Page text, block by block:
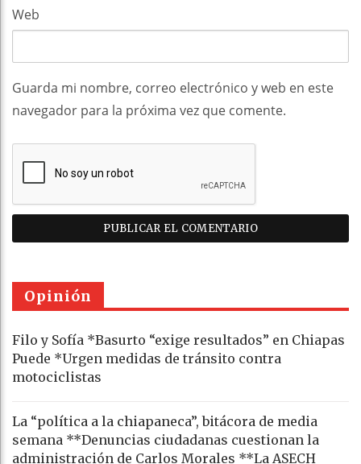
Web
Guarda mi nombre, correo electrónico y web en este
navegador para la próxima vez que comente.
Opinión
Filo y Sofía *Basurto “exige resultados” en Chiapas
Puede *Urgen medidas de tránsito contra
motociclistas
La “política a la chiapaneca”, bitácora de media
semana **Denuncias ciudadanas cuestionan la
administración de Carlos Morales **La ASECH